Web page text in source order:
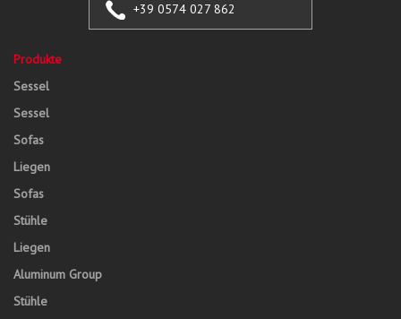
+39 0574 027 862
Produkte
Sessel
Sessel
Sofas
Liegen
Sofas
Stühle
Liegen
Aluminum Group
Stühle